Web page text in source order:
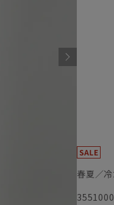
春夏／